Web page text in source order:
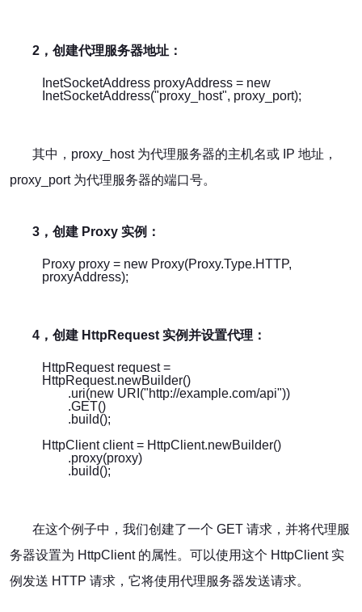
2，创建代理服务器地址：
InetSocketAddress proxyAddress = new
InetSocketAddress("proxy_host", proxy_port);
其中，proxy_host 为代理服务器的主机名或 IP 地址，
proxy_port 为代理服务器的端口号。
3，创建 Proxy 实例：
Proxy proxy = new Proxy(Proxy.Type.HTTP,
proxyAddress);
4，创建 HttpRequest 实例并设置代理：
HttpRequest request =
HttpRequest.newBuilder()
.uri(new URI("http://example.com/api"))
.GET()
.build();
HttpClient client = HttpClient.newBuilder()
.proxy(proxy)
.build();
在这个例子中，我们创建了一个 GET 请求，并将代理服
务器设置为 HttpClient 的属性。可以使用这个 HttpClient 实
例发送 HTTP 请求，它将使用代理服务器发送请求。